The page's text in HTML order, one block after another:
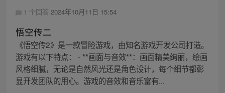
1 个回答 2024年10月11日 15:54
悟空传二
《悟空传2》是一款冒险游戏，由知名游戏开发公司打造。
游戏有以下特点： - **画面与音效**：画面精美绚丽，绘画
风格细腻，无论是自然风光还是角色设计，每个细节都彰
显开发团队的用心。游戏的音效和音乐富有...